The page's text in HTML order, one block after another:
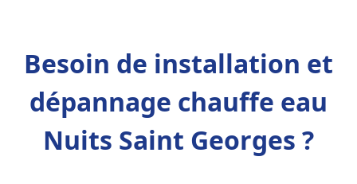
Besoin de installation et
dépannage chauffe eau
Nuits Saint Georges ?